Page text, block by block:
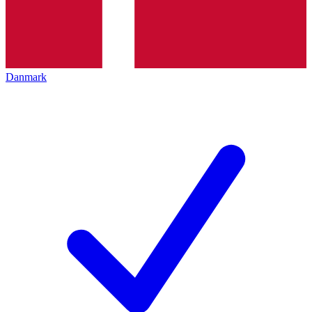
Danmark